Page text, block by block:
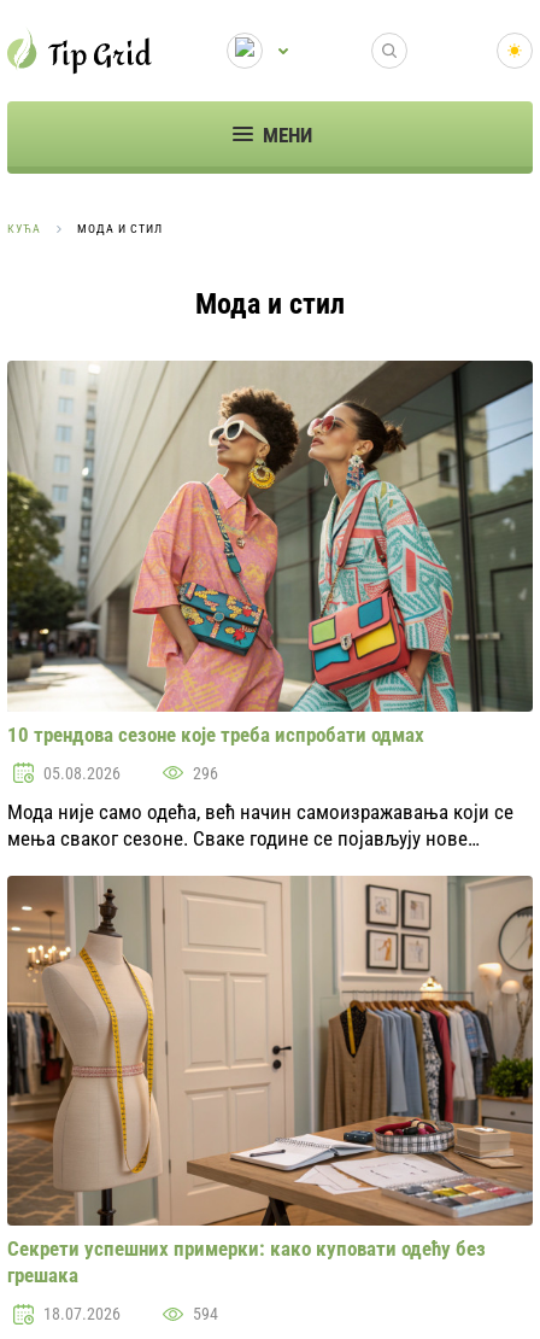
МЕНИ
КУЋА МОДА И СТИЛ
Мода и стил
10 трендова сезоне које треба испробати одмах
05.08.2026 296
Мода није само одећа, већ начин самоизражавања који се
мења сваког сезоне. Сваке године се појављују нове
и чак природом. У овом сезону можемо и...
Секрети успешних примерки: како куповати одећу без
грешака
18.07.2026 594